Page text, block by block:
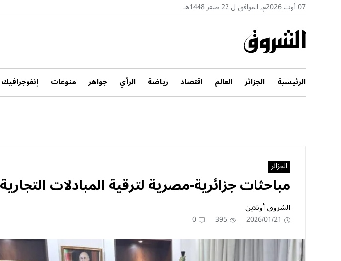
07 أوت 2026م, الموافق ل 22 صفر 1448هـ
الرئيسية الجزائر العالم اقتصاد رياضة الرأي جواهر منوعات إنفوجرافيك
الجزائر
مباحثات جزائرية-مصرية لترقية المبادلات التجارية
الشروق أونلاين
2026/01/21
395
0